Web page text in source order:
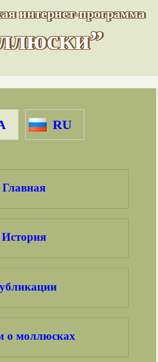
интернет-программа
RU
Главная
История
о моллюсках